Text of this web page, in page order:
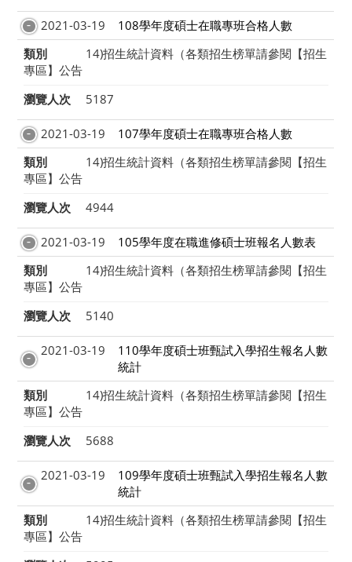
2021-03-19
108學年度碩士在職專班合格人數
類別
14)招生統計資料（各類招生榜單請參閱【招生
專區】公告
瀏覽人次
5187
2021-03-19
107學年度碩士在職專班合格人數
類別
14)招生統計資料（各類招生榜單請參閱【招生
專區】公告
瀏覽人次
4944
2021-03-19
105學年度在職進修碩士班報名人數表
類別
14)招生統計資料（各類招生榜單請參閱【招生
專區】公告
瀏覽人次
5140
2021-03-19
110學年度碩士班甄試入學招生報名人數
統計
類別
14)招生統計資料（各類招生榜單請參閱【招生
專區】公告
瀏覽人次
5688
2021-03-19
109學年度碩士班甄試入學招生報名人數
統計
類別
14)招生統計資料（各類招生榜單請參閱【招生
專區】公告